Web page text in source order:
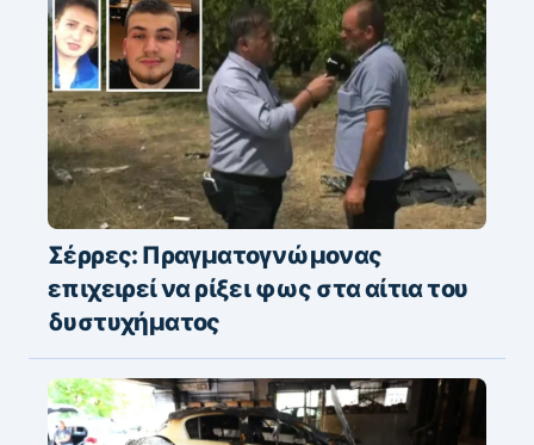
Σέρρες: Πραγματογνώμονας
επιχειρεί να ρίξει φως στα αίτια του
δυστυχήματος